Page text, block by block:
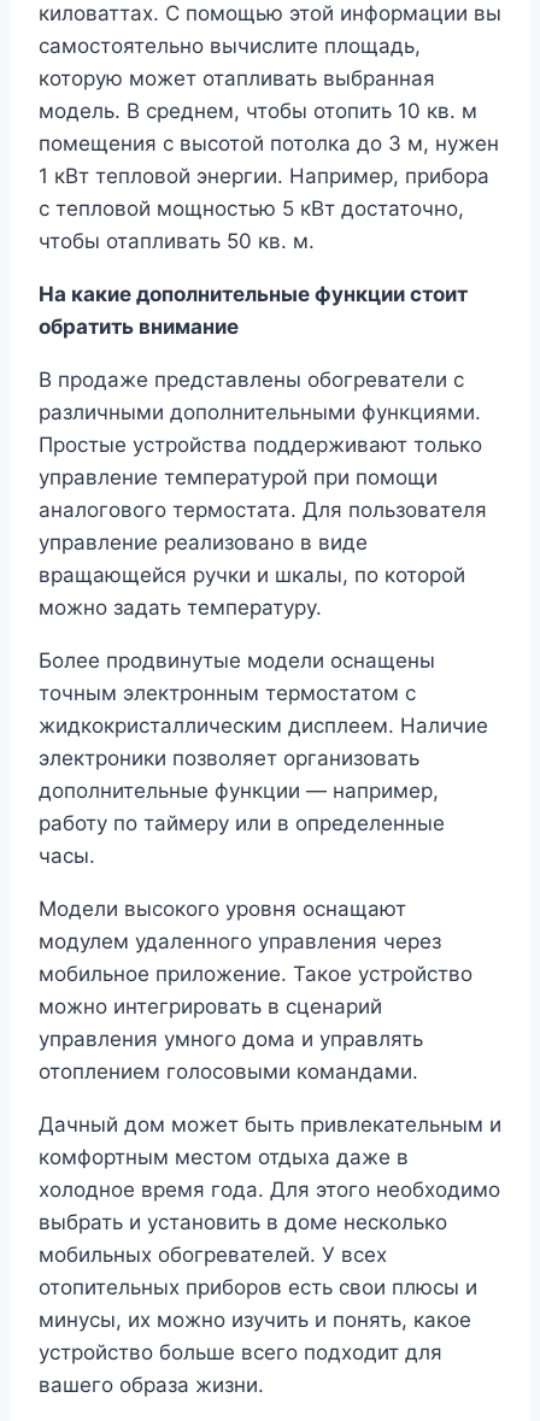
киловаттах. С помощью этой информации вы
самостоятельно вычислите площадь,
которую может отапливать выбранная
модель. В среднем, чтобы отопить 10 кв. м
помещения с высотой потолка до 3 м, нужен
1 кВт тепловой энергии. Например, прибора
с тепловой мощностью 5 кВт достаточно,
чтобы отапливать 50 кв. м.
На какие дополнительные функции стоит
обратить внимание
В продаже представлены обогреватели с
различными дополнительными функциями.
Простые устройства поддерживают только
управление температурой при помощи
аналогового термостата. Для пользователя
управление реализовано в виде
вращающейся ручки и шкалы, по которой
можно задать температуру.
Более продвинутые модели оснащены
точным электронным термостатом с
жидкокристаллическим дисплеем. Наличие
электроники позволяет организовать
дополнительные функции — например,
работу по таймеру или в определенные
часы.
Модели высокого уровня оснащают
модулем удаленного управления через
мобильное приложение. Такое устройство
можно интегрировать в сценарий
управления умного дома и управлять
отоплением голосовыми командами.
Дачный дом может быть привлекательным и
комфортным местом отдыха даже в
холодное время года. Для этого необходимо
выбрать и установить в доме несколько
мобильных обогревателей. У всех
отопительных приборов есть свои плюсы и
минусы, их можно изучить и понять, какое
устройство больше всего подходит для
вашего образа жизни.